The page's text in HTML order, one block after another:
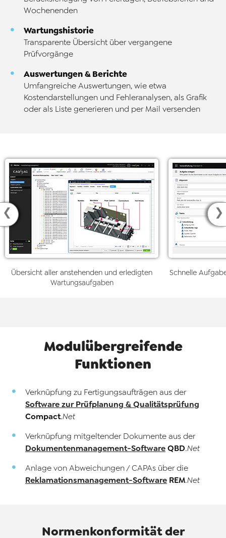
Wochenenden
Wartungshistorie
Transparente Übersicht über vergangene
Prüfvorgänge
Auswertungen & Berichte
Umfangreiche Auswertungen, wie etwa
Kostendarstellungen und Fehleranalysen, als Grafik
oder als Liste generieren und per Mail versenden
Übersicht aller anstehenden und erledigten
Wartungsaufgaben
Schnelle
❮ ❯
Modulübergreifende
Funktionen
Verknüpfung zu Fertigungsaufträgen aus der
Software zur Prüfplanung & Qualitätsprüfung
Compact.Net
Verknüpfung mitgeltender Dokumente aus der
Dokumentenmanagement-Software QBD.Net
Anlage von Abweichungen / CAPAs über die
Reklamationsmanagement-Software REM.Net
Normenkonformität der